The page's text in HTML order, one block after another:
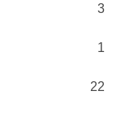
3
1
22